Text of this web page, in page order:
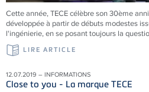
Cette année, TECE célèbre son 30ème
développée à partir de débuts modestes
l'ingénierie, en se posant toujours la
LIRE ARTICLE
12.07.2019 – INFORMATIONS
Close to you - La marque TECE